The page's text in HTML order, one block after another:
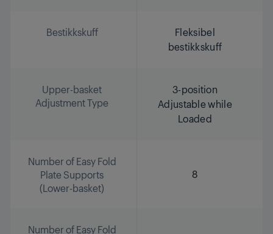
Bestikkskuff
Fleksibel
bestikkskuff
Upper-basket
Adjustment Type
3-position
Adjustable while
Loaded
Number of Easy Fold
Plate Supports
(Lower-basket)
8
Number of Easy Fold